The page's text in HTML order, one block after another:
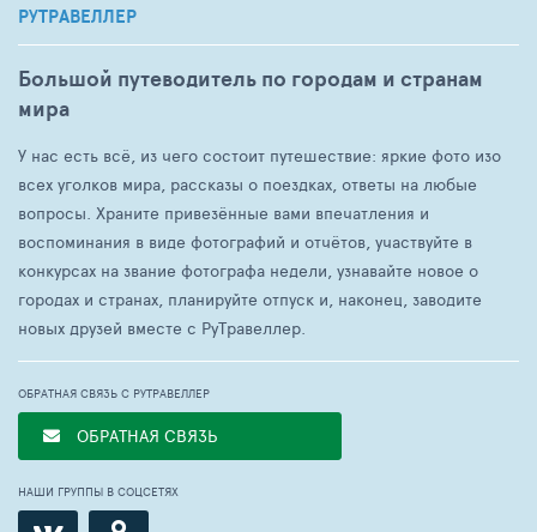
РУТРАВЕЛЛЕР
Большой путеводитель по городам и странам
мира
У нас есть всё, из чего состоит путешествие: яркие фото изо
всех уголков мира, рассказы о поездках, ответы на любые
вопросы. Храните привезённые вами впечатления и
воспоминания в виде фотографий и отчётов, участвуйте в
конкурсах на звание фотографа недели, узнавайте новое о
городах и странах, планируйте отпуск и, наконец, заводите
новых друзей вместе с РуТравеллер.
ОБРАТНАЯ СВЯЗЬ С РУТРАВЕЛЛЕР
ОБРАТНАЯ СВЯЗЬ
НАШИ ГРУППЫ В СОЦСЕТЯХ